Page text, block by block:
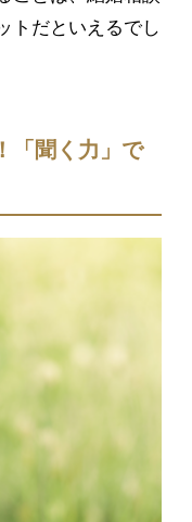
トだといえるでし
「聞く力」で